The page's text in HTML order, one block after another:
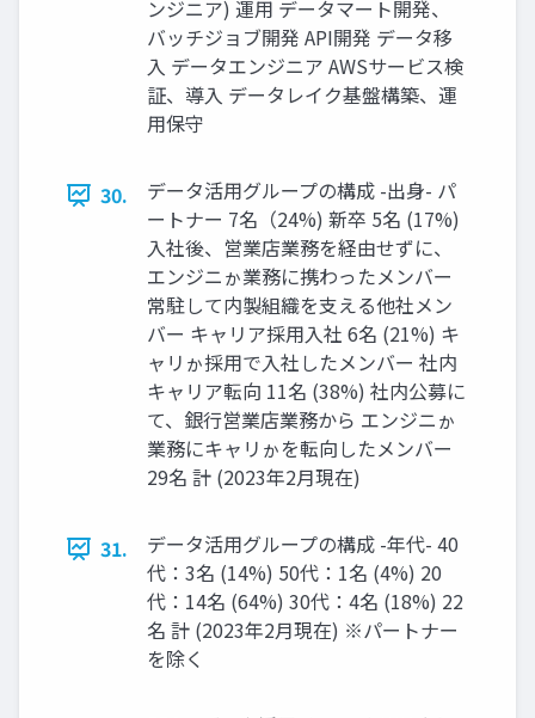
ンジニア) 運用 データマート開発、
バッチジョブ開発 API開発 データ移
入 データエンジニア AWSサービス検
証、導入 データレイク基盤構築、運
用保守
30.
データ活用グループの構成 -出身- パ
ートナー 7名（24%) 新卒 5名 (17%)
入社後、営業店業務を経由せずに、
エンジニゕ業務に携わったメンバー
常駐して内製組織を支える他社メン
バー キャリア採用入社 6名 (21%) キ
ャリゕ採用で入社したメンバー 社内
キャリア転向 11名 (38%) 社内公募に
て、銀行営業店業務から エンジニゕ
業務にキャリゕを転向したメンバー
29名 計 (2023年2月現在)
31.
データ活用グループの構成 -年代- 40
代：3名 (14%) 50代：1名 (4%) 20
代：14名 (64%) 30代：4名 (18%) 22
名 計 (2023年2月現在) ※パートナー
を除く